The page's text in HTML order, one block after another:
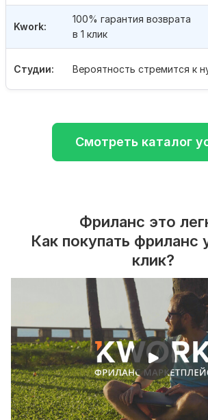
Студии: Вероятность стремится к
Kwork:
100% гарантия возврата
в 1 клик
Смотреть каталог
Фриланс это
Как покупать фриланс
клик?